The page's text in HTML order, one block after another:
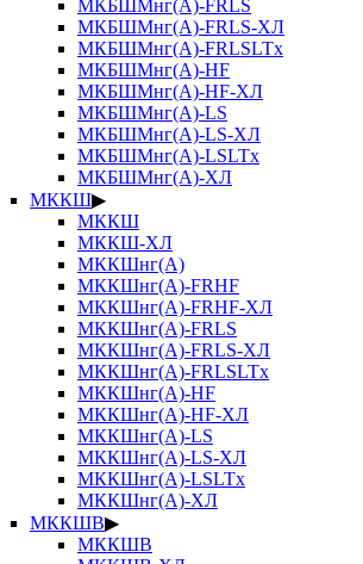
МКБШМнг(А)-FRLS
МКБШМнг(А)-FRLS-ХЛ
МКБШМнг(А)-FRLSLTx
МКБШМнг(А)-HF
МКБШМнг(А)-HF-ХЛ
МКБШМнг(А)-LS
МКБШМнг(А)-LS-ХЛ
МКБШМнг(А)-LSLTx
МКБШМнг(А)-ХЛ
МККШ▶
МККШ
МККШ-ХЛ
МККШнг(А)
МККШнг(А)-FRHF
МККШнг(А)-FRHF-ХЛ
МККШнг(А)-FRLS
МККШнг(А)-FRLS-ХЛ
МККШнг(А)-FRLSLTx
МККШнг(А)-HF
МККШнг(А)-HF-ХЛ
МККШнг(А)-LS
МККШнг(А)-LS-ХЛ
МККШнг(А)-LSLTx
МККШнг(А)-ХЛ
МККШВ▶
МККШВ